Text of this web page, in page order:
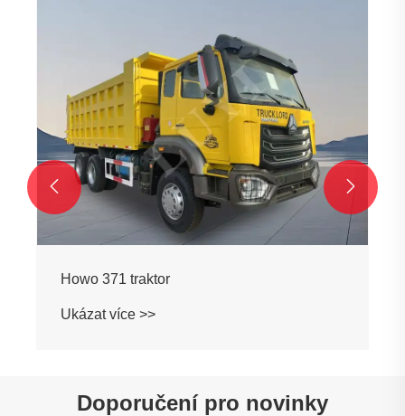
Howo 371 traktor
Ukázat více >>
 
Doporučení pro novinky